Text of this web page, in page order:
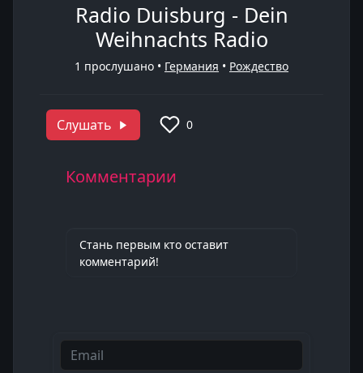
Radio Duisburg - Dein
Weihnachts Radio
1 прослушано • Германия • Рождество
Слушать 0
Комментарии
Стань первым кто оставит
комментарий!